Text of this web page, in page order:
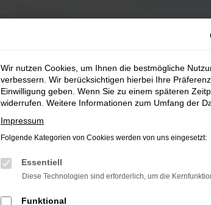
Wir nutzen Cookies, um Ihnen die bestmögliche
verbessern. Wir berücksichtigen hierbei Ihre
Einwilligung geben. Wenn Sie zu einem späteren
widerrufen. Weitere Informationen zum Umfang der
Impressum
Folgende Kategorien von Cookies werden von uns eingesetzt:
Essentiell
Diese Technologien sind erforderlich, um die
Funktional